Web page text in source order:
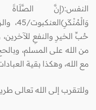
النفس:(إِنَّ
حُبِّ الخيرِ والنفعِ
من الله على المسلم،
مع الله، وهكذا بقية
وللتقرب إلى الله تعالى